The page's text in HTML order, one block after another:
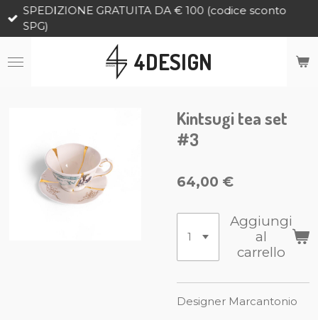
Vai
principale
4DESIGN
SPEDIZIONE GRATUITA DA € 100 (codice sconto
SPG)
Kintsugi tea set
#3
64,00 €
Aggiungi
al
carrello
Designer Marcantonio